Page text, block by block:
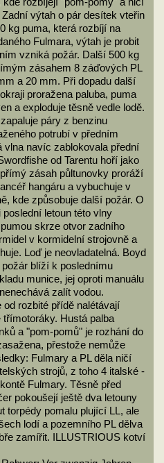
Zadní výtah o pár desítek vteřin
kg puma, která rozbíjí na
Fulmara, výtah je probit
vzniká požár. Další 500 kg
zásahem 8 záďových PL
a 20 mm. Při dopadu další
proražena paluba, puma
a exploduje těsně vedle lodě.
páry z benzinu
potrubí v předním
vlna navíc zablokovala přední
od Tarentu hoří jako
zásah půltunovky proráží
hangáru a vybuchuje v
kde způsobuje další požár. O
poslední letoun této vlny
skrze otvor zadního
v kormidelní strojovně a
Loď je neovladatelná. Boyd
blíží k poslednímu
munice, jej oproti manuálu
zalít vodou.
od rozbité přídě nalétávají
třímotoráky. Hustá palba
a "pom-pomů" je rozhání do
přestože nemůže
Fulmary a PL děla ničí
strojů, z toho 4 italské -
Fulmary. Těsně před
pokoušejí ještě dva letouny
torpédy pomalu plující LL, ale
lodí a pozemního PL dělva
zamířit. ILLUSTRIOUS kotví